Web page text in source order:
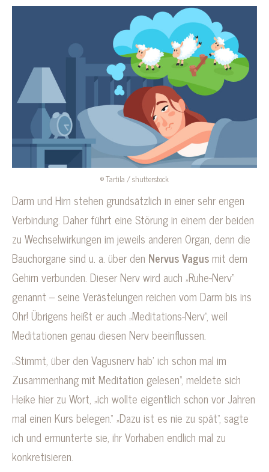
© Tartila / shutterstock
Darm und Hirn stehen grundsätzlich in einer sehr engen
Verbindung. Daher führt eine Störung in einem der beiden
zu Wechselwirkungen im jeweils anderen Organ, denn die
Bauchorgane sind u. a. über den Nervus Vagus mit dem
Gehirn verbunden. Dieser Nerv wird auch „Ruhe-Nerv“
genannt – seine Verästelungen reichen vom Darm bis ins
Ohr! Übrigens heißt er auch „Meditations-Nerv“, weil
Meditationen genau diesen Nerv beeinflussen.
„Stimmt, über den Vagusnerv hab’ ich schon mal im
Zusammenhang mit Meditation gelesen“, meldete sich
Heike hier zu Wort, „ich wollte eigentlich schon vor Jahren
mal einen Kurs belegen.“ „Dazu ist es nie zu spät“, sagte
ich und ermunterte sie, ihr Vorhaben endlich mal zu
konkretisieren.